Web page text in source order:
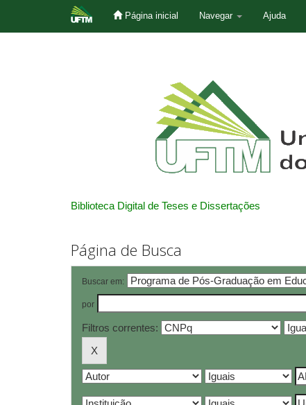
Página inicial Navegar Ajuda
Biblioteca Digital de Teses e Dissertações
Página de Busca
Buscar em:
por
Filtros correntes: